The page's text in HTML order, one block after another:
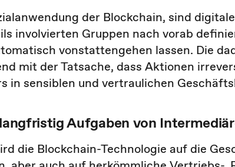
der Blockchain, sind
involvierten Gruppen nach vorab
vonstattengehen lassen. Die
mit der Tatsache, dass Aktionen
in sensiblen und vertraulichen
Aufgaben von
die Blockchain-Technologie auf die